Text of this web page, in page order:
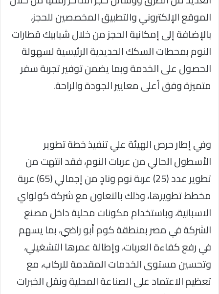
الموقع الإلكتروني والتطبيق المخصصين للحجز،
بالإضافة إلى إمكانية الحجز من خلال شبابيك قطارات
النوم بمحطات السكك الحديدية الرئيسية لسهولة
الحصول على الخدمة وبما يضمن توفير تجربة سفر
متميزة وفق أعلى معايير الجودة والراحة.
وفي إطار حرص الهيئة علي تنفيذ خطة تطوير
الأسطول الحالي من عربات النوم، فقد انتهت من
تطوير عدد (25) عربة نوم ونادٍ من إجمالي (65) عربة
مخطط تطويرها، وذلك بالتعاون مع شركة كولواي
الاسبانية، وباستخدام مكونات محلية داخل مصنع
الشركة في مصر بمنطقة كوم أبو راضي، بما يسهم
في رفع كفاءة العربات، وإطالة عمرها التشغيلي،
وتحسين مستوى الخدمات المقدمة للركاب، مع
تعظيم الاعتماد على الصناعة المحلية ونقل الخبرات